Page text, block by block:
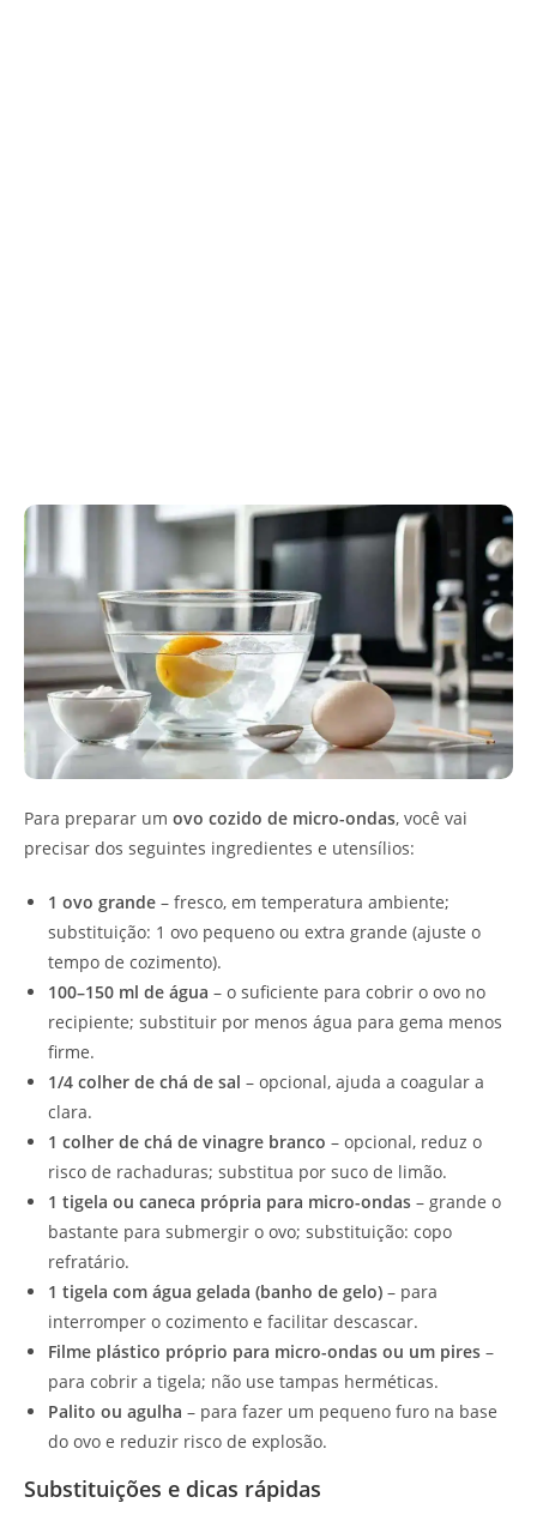
Para preparar um ovo cozido de micro-ondas, você vai
precisar dos seguintes ingredientes e utensílios:
1 ovo grande – fresco, em temperatura ambiente;
substituição: 1 ovo pequeno ou extra grande (ajuste o
tempo de cozimento).
100–150 ml de água – o suficiente para cobrir o ovo no
recipiente; substituir por menos água para gema menos
firme.
1/4 colher de chá de sal – opcional, ajuda a coagular a
clara.
1 colher de chá de vinagre branco – opcional, reduz o
risco de rachaduras; substitua por suco de limão.
1 tigela ou caneca própria para micro-ondas – grande o
bastante para submergir o ovo; substituição: copo
refratário.
1 tigela com água gelada (banho de gelo) – para
interromper o cozimento e facilitar descascar.
Filme plástico próprio para micro-ondas ou um pires –
para cobrir a tigela; não use tampas herméticas.
Palito ou agulha – para fazer um pequeno furo na base
do ovo e reduzir risco de explosão.
Substituições e dicas rápidas